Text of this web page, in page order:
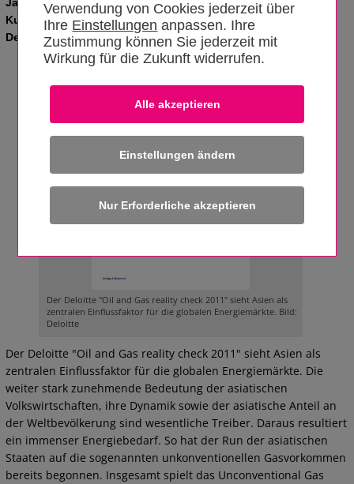
Verwendung von Cookies jederzeit über
Ihre Einstellungen anpassen. Ihre
Zustimmung können Sie jederzeit mit
Wirkung für die Zukunft widerrufen.
Einstellungen ändern
Kunden, Branchenexperten sowie Industriespezialisten von
Deloitte durchgeführt.
Der Deloitte "Oil and Gas reality check 2011" sieht Asien als
zentralen Einflussfaktor für die globalen Energiemärkte. Bild:
Deloitte
Der Deloitte "Oil and Gas reality check 2011" sieht Asien als
zentralen Einflussfaktor für die globalen Energiemärkte. Die
weiter stark zunehmende Bedeutung der asiatischen
Volkswirtschaften, ihre Dynamik sowie der asiatische Anteil an
der Weltbevölkerung sind wesentliche Treiber. Daraus resultiert
ein immenser Energiebedarf. So hat der Run der asiatischen
Staaten auf die sogenannten unkonventionellen Gasvorkommen
bereits begonnen. Insgesamt spielt das Unconventional Gas